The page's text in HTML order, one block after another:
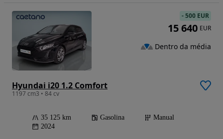
Hyundai i20 1.2 Comfort
1197 cm3 • 84 cv
35 125 km Gasolina
Manual
2024
-500 EUR
15 640 EUR
Dentro da média